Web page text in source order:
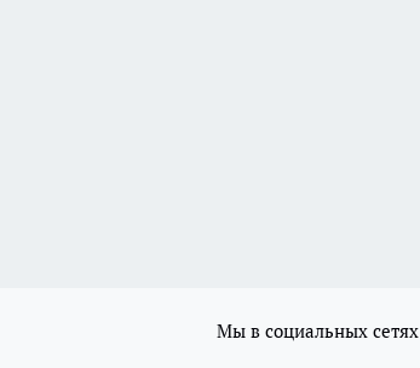
Мы в социальных сетях